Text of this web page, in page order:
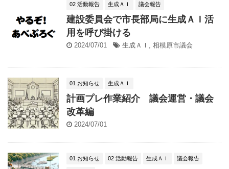
02 活動報告 生成ＡＩ 議会報告
建設委員会で市長部局に生成ＡＩ活
用を呼び掛ける
2024/07/01 生成ＡＩ 相模原市議会
01 お知らせ 生成ＡＩ
計画プレ作業紹介 議会運営・議会
改革編
2024/07/01
01 お知らせ 02 活動報告 生成ＡＩ 議会報告